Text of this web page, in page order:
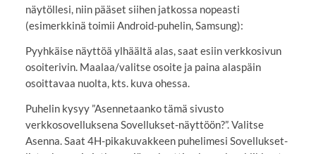
näytöllesi, niin pääset siihen jatkossa nopeasti
(esimerkkinä toimii Android-puhelin, Samsung):
Pyyhkäise näyttöä ylhäältä alas, saat esiin verkkosivun
osoiterivin. Maalaa/valitse osoite ja paina alaspäin
osoittavaa nuolta, kts. kuva ohessa.
Puhelin kysyy ”Asennetaanko tämä sivusto
verkkosovelluksena Sovellukset-näyttöön?”. Valitse
Asenna. Saat 4H-pikakuvakkeen puhelimesi Sovellukset-